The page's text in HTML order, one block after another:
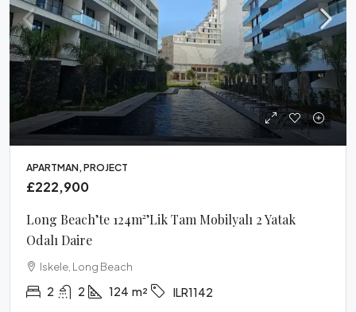
APARTMAN, PROJECT
£222,900
Long Beach’te 124m²’lik Tam Mobilyalı 2 Yatak
Odalı Daire
Iskele, Long Beach
2 2 124 m² ILR1142